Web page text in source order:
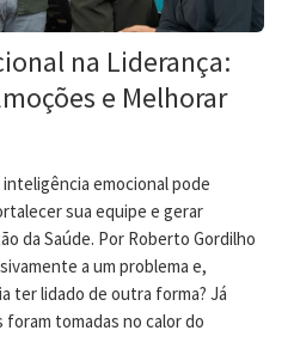
na Liderança:
e Melhorar
emocional pode
sua equipe e gerar
da Saúde. Por Roberto Gordilho
a um problema e,
ter lidado de outra forma? Já
tomadas no calor do